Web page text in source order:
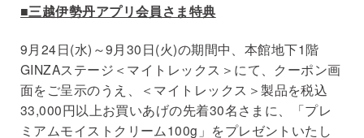
■三越伊勢丹アプリ会員さま特典
9月24日(水)～9月30日(火)の期間中、本館地下1階
GINZAステージ＜マイトレックス＞にて、クーポン画
面をご呈示のうえ、＜マイトレックス＞製品を税込
33,000円以上お買いあげの先着30名さまに、「プレ
ミアムモイストクリーム100g」をプレゼントいたし